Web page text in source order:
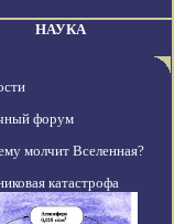
НАУКА
форум
молчит Вселенная?
катастрофа